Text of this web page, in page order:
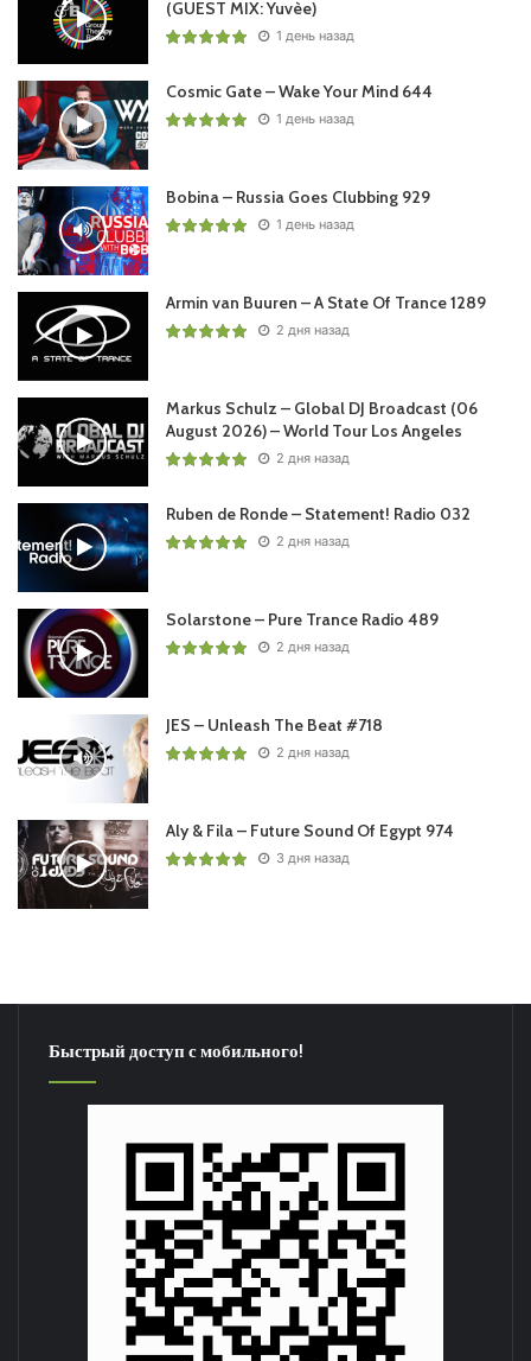
(GUEST MIX: Yuvèe)
1 день назад
Cosmic Gate – Wake Your Mind 644
1 день назад
Bobina – Russia Goes Clubbing 929
1 день назад
Armin van Buuren – A State Of Trance 1289
2 дня назад
Markus Schulz – Global DJ Broadcast (06
August 2026) – World Tour Los Angeles
2 дня назад
Ruben de Ronde – Statement! Radio 032
2 дня назад
Solarstone – Pure Trance Radio 489
2 дня назад
JES – Unleash The Beat #718
2 дня назад
Aly & Fila – Future Sound Of Egypt 974
3 дня назад
Быстрый доступ с мобильного!